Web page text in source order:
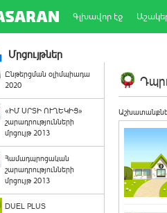
Գլխավոր էջ
Մրցույթներ
Ընթերցման օլիմպիադա
2020
«ԻՄ ՍՐՏԻ ՈՒՂԵԿԻՑ»
շարադրությունների
մրցույթ 2013
Համադպրոցական
շարադրությունների
մրցույթ 2013
DUEL PLUS